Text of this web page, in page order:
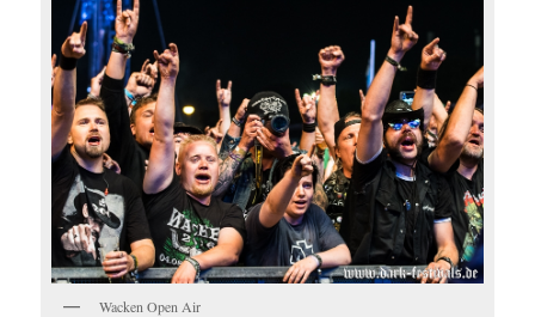
Wacken Open Air